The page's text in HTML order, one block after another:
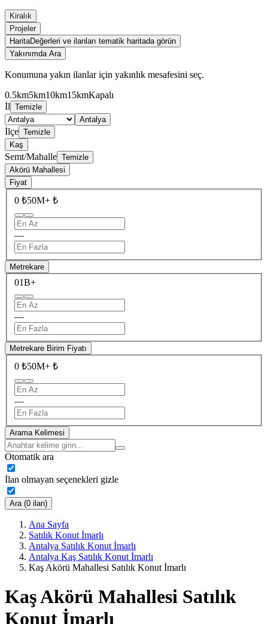
Kiralık
Projeler
HaritaDeğerleri ve ilanları tematik haritada görün
Yakınımda Ara
Konumuna yakın ilanlar için yakınlık mesafesini seç.
0.5km5km10km15kmKapalı
İl Temizle
Antalya
İlçe Temizle
Kaş
Semt/Mahalle Temizle
Akörü Mahallesi
Fiyat
0 ₺50M+ ₺
—
Metrekare
01B+
—
Metrekare Birim Fiyatı
0 ₺50M+ ₺
—
Arama Kelimesi
Otomatik ara
İlan olmayan seçenekleri gizle
Ara (0 ilan)
Ana Sayfa
Satılık Konut İmarlı
Antalya Satılık Konut İmarlı
Antalya Kaş Satılık Konut İmarlı
Kaş Akörü Mahallesi Satılık Konut İmarlı
Kaş Akörü Mahallesi Satılık
Konut İmarlı